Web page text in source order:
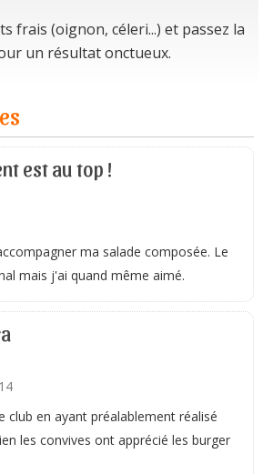
frais (oignon, céleri...) et passez la
un résultat onctueux.
est au top !
ma salade composée. Le
mais j'ai quand même aimé.
club en ayant préalablement réalisé
les convives ont apprécié les burger